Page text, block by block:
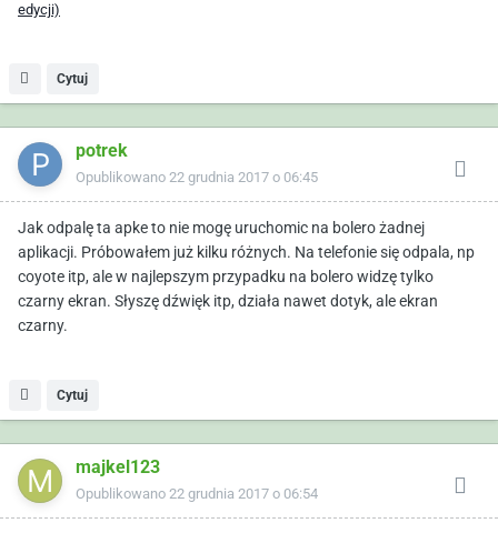
edycji)
Cytuj
potrek
Opublikowano 22 grudnia 2017 o 06:45
Jak odpalę ta apke to nie mogę uruchomic na bolero żadnej
aplikacji. Próbowałem już kilku różnych. Na telefonie się odpala, np
coyote itp, ale w najlepszym przypadku na bolero widzę tylko
czarny ekran. Słyszę dźwięk itp, działa nawet dotyk, ale ekran
czarny.
Cytuj
majkel123
Opublikowano 22 grudnia 2017 o 06:54